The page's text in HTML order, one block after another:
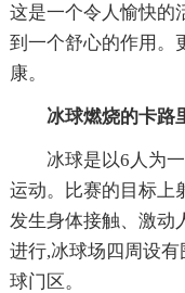
这是一个令人愉快的
到一个舒心的作用。
康。
冰球燃烧的卡路
冰球是以6人为
运动。比赛的目标上
发生身体接触、激动
进行,冰球场四周设
球门区。